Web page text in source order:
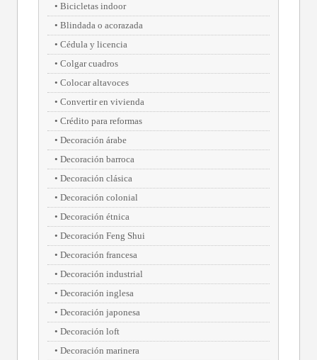
Bicicletas indoor
Blindada o acorazada
Cédula y licencia
Colgar cuadros
Colocar altavoces
Convertir en vivienda
Crédito para reformas
Decoración árabe
Decoración barroca
Decoración clásica
Decoración colonial
Decoración étnica
Decoración Feng Shui
Decoración francesa
Decoración industrial
Decoración inglesa
Decoración japonesa
Decoración loft
Decoración marinera